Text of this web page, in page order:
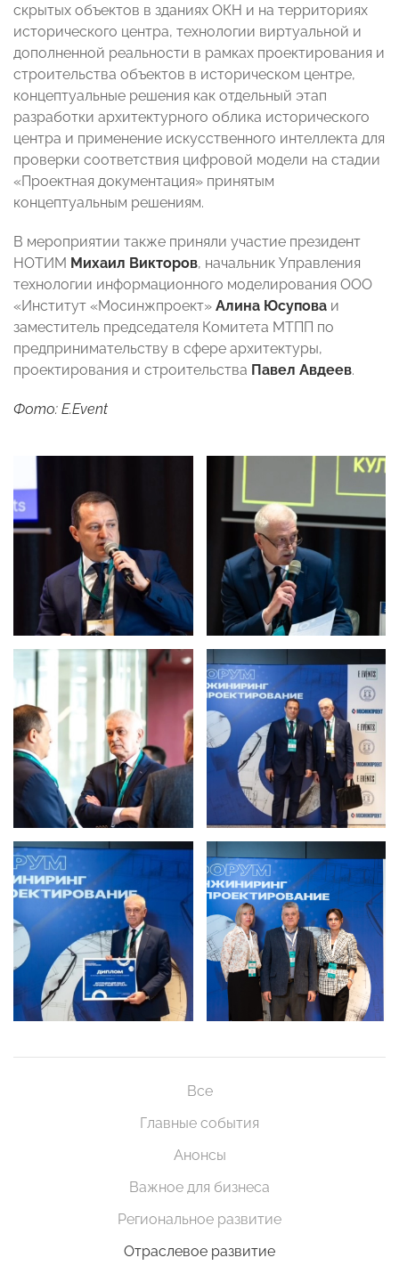
скрытых объектов в зданиях ОКН и на территориях
исторического центра, технологии виртуальной и
дополненной реальности в рамках проектирования и
строительства объектов в историческом центре,
концептуальные решения как отдельный этап
разработки архитектурного облика исторического
центра и применение искусственного интеллекта для
проверки соответствия цифровой модели на стадии
«Проектная документация» принятым
концептуальным решениям.
В мероприятии также приняли участие президент
НОТИМ Михаил Викторов, начальник Управления
технологии информационного моделирования ООО
«Институт «Мосинжпроект» Алина Юсупова и
заместитель председателя Комитета МТПП по
предпринимательству в сфере архитектуры,
проектирования и строительства Павел Авдеев.
Фото: E.Event
Все
Главные события
Анонсы
Важное для бизнеса
Региональное развитие
Отраслевое развитие